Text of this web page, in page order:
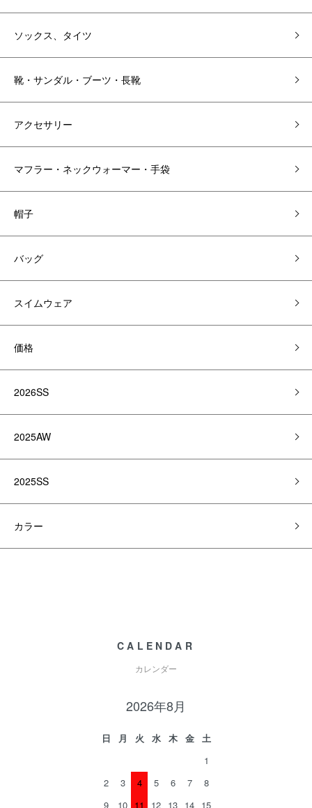
ソックス、タイツ
靴・サンダル・ブーツ・長靴
アクセサリー
マフラー・ネックウォーマー・手袋
帽子
バッグ
スイムウェア
価格
2026SS
2025AW
2025SS
カラー
CALENDAR
カレンダー
2026年8月
日 月 火 水 木 金
土
1
2
3 4 5 6 7
8
9
10 11 12 13 14 15